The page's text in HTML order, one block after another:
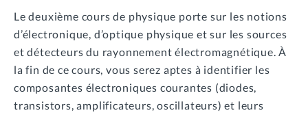
Le deuxième cours de physique porte sur les notions
d’électronique, d’optique physique et sur les sources
et détecteurs du rayonnement électromagnétique. À
la fin de ce cours, vous serez aptes à identifier les
composantes électroniques courantes (diodes,
transistors, amplificateurs, oscillateurs) et leurs